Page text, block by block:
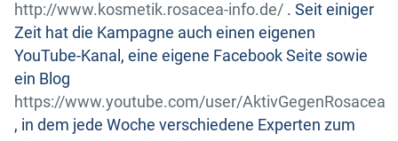
http://www.kosmetik.rosacea-info.de/ . Seit einiger
Zeit hat die Kampagne auch einen eigenen
YouTube-Kanal, eine eigene Facebook Seite sowie
ein Blog
https://www.youtube.com/user/AktivGegenRosacea
, in dem jede Woche verschiedene Experten zum